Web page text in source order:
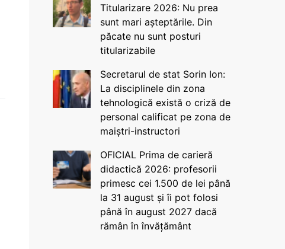
Titularizare 2026: Nu prea
sunt mari așteptările. Din
păcate nu sunt posturi
titularizabile
Secretarul de stat Sorin Ion:
La disciplinele din zona
tehnologică există o criză de
personal calificat pe zona de
maiștri-instructori
OFICIAL Prima de carieră
didactică 2026: profesorii
primesc cei 1.500 de lei până
la 31 august și îi pot folosi
până în august 2027 dacă
rămân în învățământ